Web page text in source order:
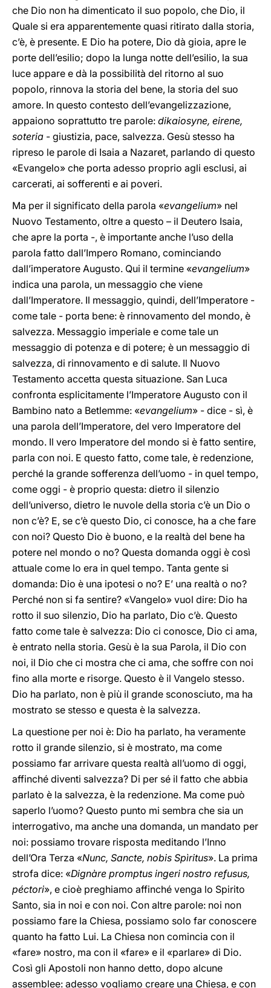
che Dio non ha dimenticato il suo popolo, che Dio, il
Quale si era apparentemente quasi ritirato dalla storia,
c’è, è presente. E Dio ha potere, Dio dà gioia, apre le
porte dell’esilio; dopo la lunga notte dell’esilio, la sua
luce appare e dà la possibilità del ritorno al suo
popolo, rinnova la storia del bene, la storia del suo
amore. In questo contesto dell’evangelizzazione,
appaiono soprattutto tre parole: dikaiosyne, eirene,
soteria - giustizia, pace, salvezza. Gesù stesso ha
ripreso le parole di Isaia a Nazaret, parlando di questo
«Evangelo» che porta adesso proprio agli esclusi, ai
carcerati, ai sofferenti e ai poveri.
Ma per il significato della parola «evangelium» nel
Nuovo Testamento, oltre a questo – il Deutero Isaia,
che apre la porta -, è importante anche l’uso della
parola fatto dall’Impero Romano, cominciando
dall’imperatore Augusto. Qui il termine «evangelium»
indica una parola, un messaggio che viene
dall’Imperatore. Il messaggio, quindi, dell’Imperatore -
come tale - porta bene: è rinnovamento del mondo, è
salvezza. Messaggio imperiale e come tale un
messaggio di potenza e di potere; è un messaggio di
salvezza, di rinnovamento e di salute. Il Nuovo
Testamento accetta questa situazione. San Luca
confronta esplicitamente l’Imperatore Augusto con il
Bambino nato a Betlemme: «evangelium» - dice - sì, è
una parola dell’Imperatore, del vero Imperatore del
mondo. Il vero Imperatore del mondo si è fatto sentire,
parla con noi. E questo fatto, come tale, è redenzione,
perché la grande sofferenza dell’uomo - in quel tempo,
come oggi - è proprio questa: dietro il silenzio
dell’universo, dietro le nuvole della storia c’è un Dio o
non c’è? E, se c’è questo Dio, ci conosce, ha a che fare
con noi? Questo Dio è buono, e la realtà del bene ha
potere nel mondo o no? Questa domanda oggi è così
attuale come lo era in quel tempo. Tanta gente si
domanda: Dio è una ipotesi o no? E’ una realtà o no?
Perché non si fa sentire? «Vangelo» vuol dire: Dio ha
rotto il suo silenzio, Dio ha parlato, Dio c’è. Questo
fatto come tale è salvezza: Dio ci conosce, Dio ci ama,
è entrato nella storia. Gesù è la sua Parola, il Dio con
noi, il Dio che ci mostra che ci ama, che soffre con noi
fino alla morte e risorge. Questo è il Vangelo stesso.
Dio ha parlato, non è più il grande sconosciuto, ma ha
mostrato se stesso e questa è la salvezza.
La questione per noi è: Dio ha parlato, ha veramente
rotto il grande silenzio, si è mostrato, ma come
possiamo far arrivare questa realtà all’uomo di oggi,
affinché diventi salvezza? Di per sé il fatto che abbia
parlato è la salvezza, è la redenzione. Ma come può
saperlo l’uomo? Questo punto mi sembra che sia un
interrogativo, ma anche una domanda, un mandato per
noi: possiamo trovare risposta meditando l’Inno
dell’Ora Terza «Nunc, Sancte, nobis Spìritus». La prima
strofa dice: «Dignàre promptus ingeri nostro refusus,
péctori», e cioè preghiamo affinché venga lo Spirito
Santo, sia in noi e con noi. Con altre parole: noi non
possiamo fare la Chiesa, possiamo solo far conoscere
quanto ha fatto Lui. La Chiesa non comincia con il
«fare» nostro, ma con il «fare» e il «parlare» di Dio.
Così gli Apostoli non hanno detto, dopo alcune
assemblee: adesso vogliamo creare una Chiesa, e con